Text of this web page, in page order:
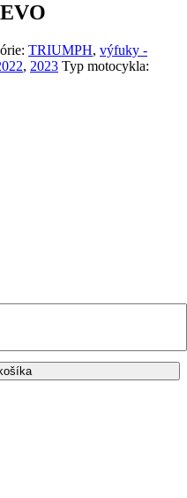
TRIUMPH, výfuky -
, 2023 Typ motocykla: